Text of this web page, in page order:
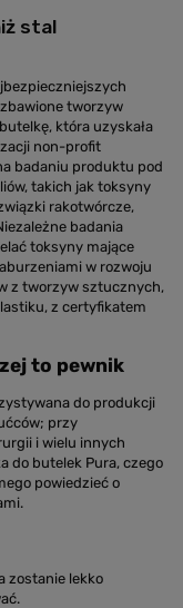
stal
tworzyw
która uzyskała
non-profit
badaniu produktu pod
takich jak toksyny
rakotwórcze,
badania
toksyny mające
w rozwoju
z tworzyw sztucznych,
z certyfikatem
to pewnik
do produkcji
przy
i wielu innych
do butelek Pura, czego
powiedzieć o
zostanie lekko